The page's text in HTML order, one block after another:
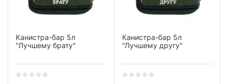
Канистра-бар 5л
"Лучшему брату"
Канистра-бар 5л
"Лучшему другу"